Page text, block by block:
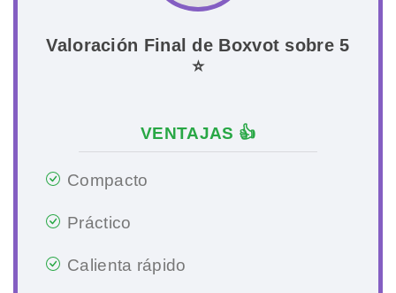
Valoración Final de Boxvot sobre 5
⭐
VENTAJAS 👍
Compacto
Práctico
Calienta rápido